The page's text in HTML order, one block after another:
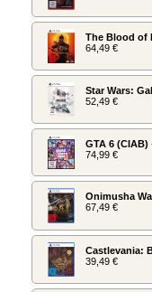
The Blood of
64,49 €
Star Wars:
52,49 €
GTA 6 (CIAB)
74,99 €
Onimusha
67,49 €
Castlevania:
39,49 €